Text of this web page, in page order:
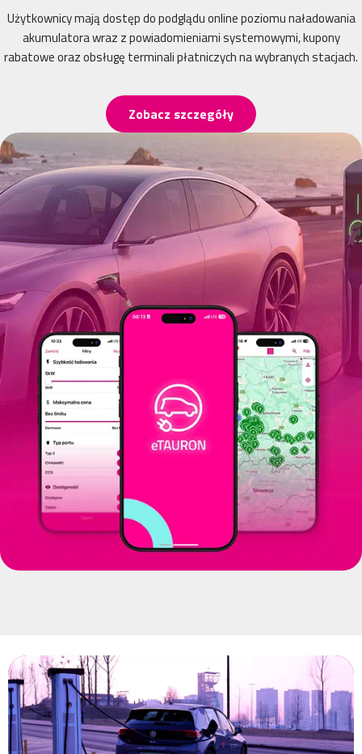
Użytkownicy mają dostęp do podglądu online poziomu naładowania
akumulatora wraz z powiadomieniami systemowymi, kupony
rabatowe oraz obsługę terminali płatniczych na wybranych stacjach.
Zobacz szczegóły